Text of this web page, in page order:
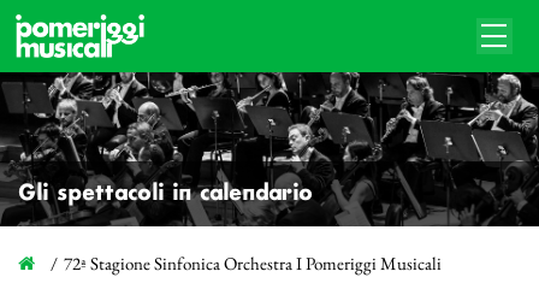
Gli spettacoli in calendario
72ª Stagione Sinfonica Orchestra I Pomeriggi Musicali